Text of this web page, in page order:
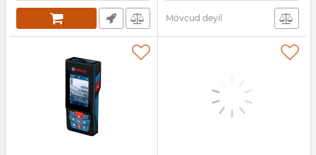
Mövcud deyil